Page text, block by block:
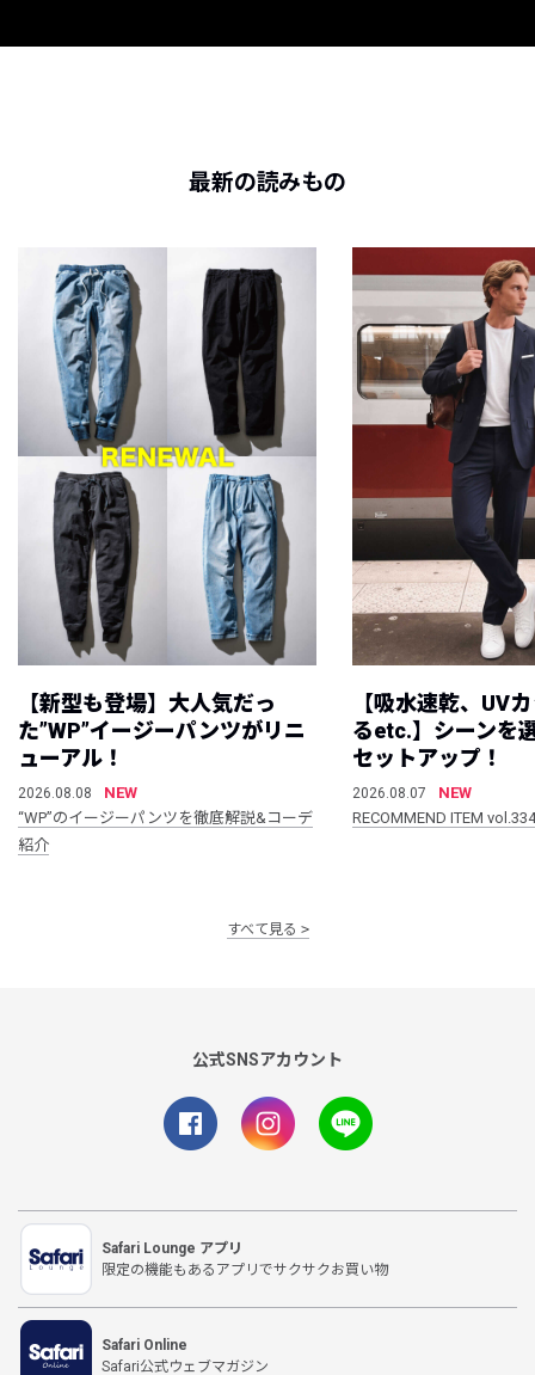
最新の読みもの
【新型も登場】大人気だっ
た”WP”イージーパンツがリニ
ューアル！
2026.08.08
NEW
“WP”のイージーパンツを徹底解説&コーデ
紹介
【吸水速乾、UV
るetc.】シーンを
セットアップ！
2026.08.07
NEW
RECOMMEND ITEM vol.334
すべて見る
公式SNSアカウント
Safari Lounge アプリ
限定の機能もあるアプリでサクサクお買い物
Safari Online
Safari公式ウェブマガジン